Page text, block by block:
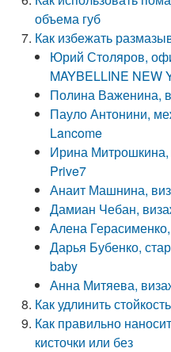
объема губ
Как избежать
Юрий Столяров,
MAYBELLINE NEW
Полина Важенина,
Пауло Антонини,
Lancome
Ирина Митрошкина,
Prive7
Анаит Машнина,
Дамиан Чебан,
Алена
Дарья Бубенко,
baby
Анна Митяева,
Как удлинить
Как правильно
кисточки или без